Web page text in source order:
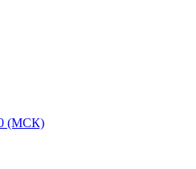
(МСК)